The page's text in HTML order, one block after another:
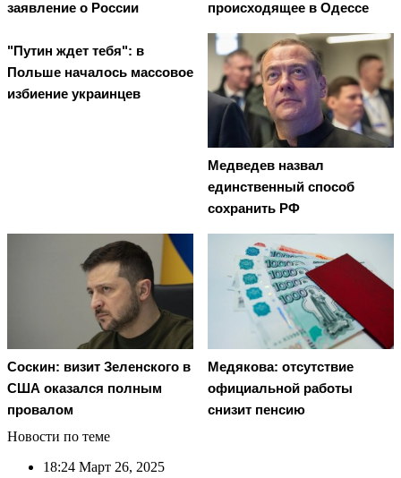
заявление о России
происходящее в Одессе
"Путин ждет тебя": в
Польше началось массовое
избиение украинцев
Медведев назвал
единственный способ
сохранить РФ
Соскин: визит Зеленского в
США оказался полным
провалом
Медякова: отсутствие
официальной работы
снизит пенсию
Новости по теме
18:24 Март 26, 2025